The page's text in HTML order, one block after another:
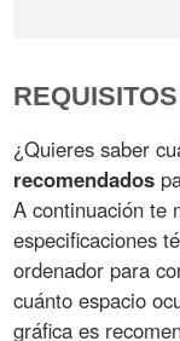
¿Quieres saber
recomendados
A continuación te
especificaciones
ordenador para
cuánto espacio
gráfica es